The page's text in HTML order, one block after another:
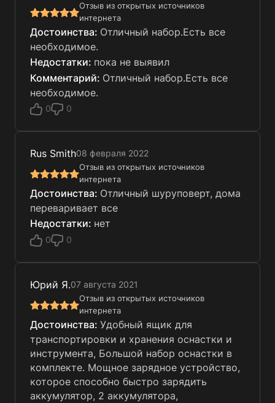
Отзыв из открытых источников
интернета
Отличный набор.Есть все
необходимое.
пока не выявил
Отличный набор.Есть все
необходимое.
0 0
Rus Smith08 февраля 2022
Отзыв из открытых источников
интернета
Отличный шуруповерт, дома
переваривает все
нет
0 0
Юрий Я.07 августа 2021
Отзыв из открытых источников
интернета
Удобный ящик для
транспортировки и хранения оснастки и
инструмента, Большой набор оснастки в
комплекте. Мощное зарядное устройство,
которое способно быстро зарядить
аккумулятор, 2 аккумулятора,